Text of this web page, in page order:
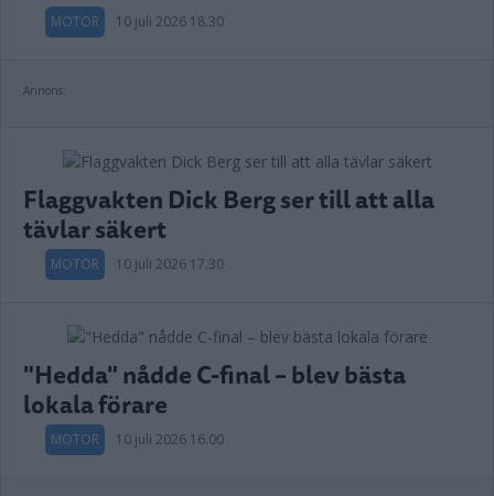
MOTOR 10 juli 2026 18.30
Annons:
Flaggvakten Dick Berg ser till att alla
tävlar säkert
MOTOR 10 juli 2026 17.30
"Hedda" nådde C-final – blev bästa
lokala förare
MOTOR 10 juli 2026 16.00